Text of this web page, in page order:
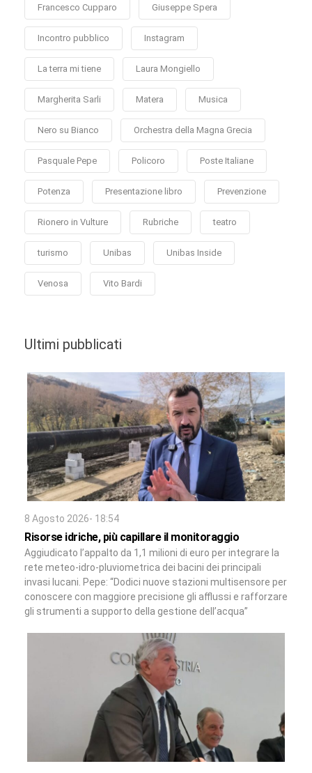
Francesco Cupparo Giuseppe Spera
Incontro pubblico Instagram
La terra mi tiene Laura Mongiello
Margherita Sarli Matera Musica
Nero su Bianco Orchestra della Magna Grecia
Pasquale Pepe Policoro Poste Italiane
Potenza Presentazione libro Prevenzione
Rionero in Vulture Rubriche teatro
turismo Unibas Unibas Inside
Venosa Vito Bardi
Ultimi pubblicati
8 Agosto 2026- 18:54
Risorse idriche, più capillare il monitoraggio
Aggiudicato l’appalto da 1,1 milioni di euro per integrare la
rete meteo-idro-pluviometrica dei bacini dei principali
invasi lucani. Pepe: “Dodici nuove stazioni multisensore per
conoscere con maggiore precisione gli afflussi e rafforzare
gli strumenti a supporto della gestione dell’acqua”